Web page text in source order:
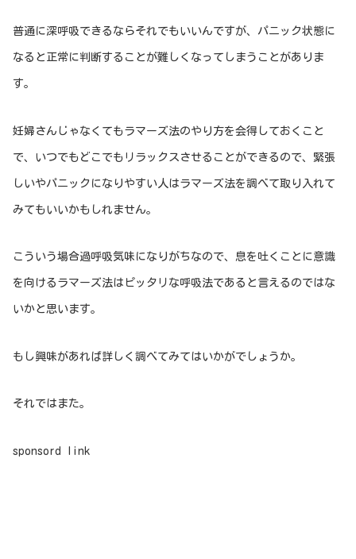
普通に深呼吸できるならそれでもいいんですが、パニック状態に
なると正常に判断することが難しくなってしまうことがありま
す。
妊婦さんじゃなくてもラマーズ法のやり方を会得しておくこと
で、いつでもどこでもリラックスさせることができるので、緊張
しいやパニックになりやすい人はラマーズ法を調べて取り入れて
みてもいいかもしれません。
こういう場合過呼吸気味になりがちなので、息を吐くことに意識
を向けるラマーズ法はピッタリな呼吸法であると言えるのではな
いかと思います。
もし興味があれば詳しく調べてみてはいかがでしょうか。
それではまた。
sponsord link